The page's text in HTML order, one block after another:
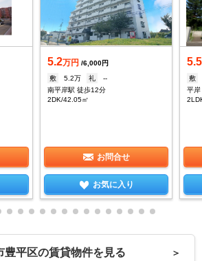
5.2万円 /6,000円
敷
5.2万 礼
--
南平岸駅 徒歩12分
2DK/42.05㎡
お問合せ
お気に入り
5.5
敷
平岸
豊平区の賃貸物件を見る ＞